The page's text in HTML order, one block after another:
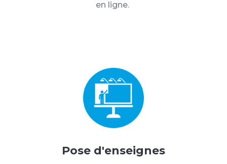
en ligne.
Pose d'enseignes